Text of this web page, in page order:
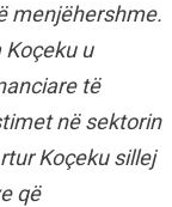
menjëhershme.
u
të
në sektorin
Koçeku sillej
që